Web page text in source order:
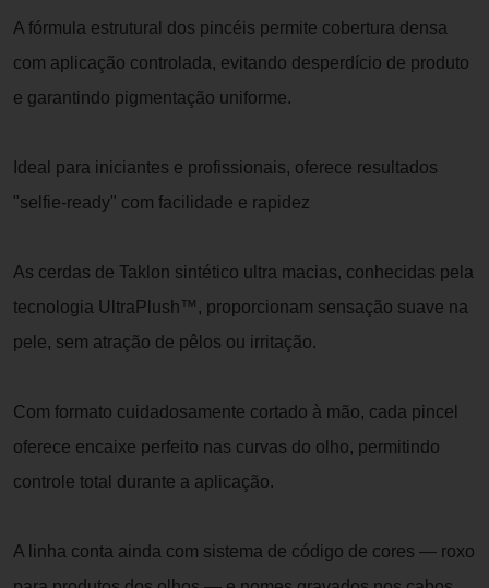
A fórmula estrutural dos pincéis permite cobertura densa
com aplicação controlada, evitando desperdício de produto
e garantindo pigmentação uniforme.
Ideal para iniciantes e profissionais, oferece resultados
"selfie-ready" com facilidade e rapidez
As cerdas de Taklon sintético ultra macias, conhecidas pela
tecnologia UltraPlush™, proporcionam sensação suave na
pele, sem atração de pêlos ou irritação.
Com formato cuidadosamente cortado à mão, cada pincel
oferece encaixe perfeito nas curvas do olho, permitindo
controle total durante a aplicação.
A linha conta ainda com sistema de código de cores — roxo